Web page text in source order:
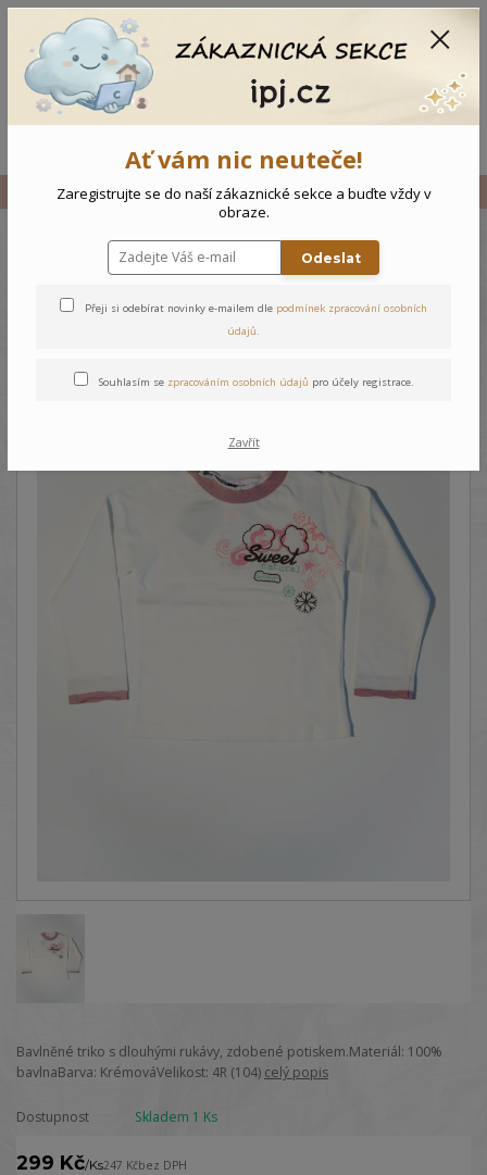
Vše Dětské triko Sweet
Dětské triko Sweet
Bavlněné triko s dlouhými rukávy, zdobené potiskem.Materiál: 100%
bavlnaBarva: KrémováVelikost: 4R (104) celý popis
Dostupnost Skladem 1 Ks
299 Kč/Ks247 Kčbez DPH
Ať vám nic neuteče!
Zaregistrujte se do naší zákaznické sekce a buďte vždy v
obraze.
Odeslat
Přeji si odebírat novinky e-mailem dle podmínek zpracování osobních
údajů.
Souhlasím se zpracováním osobních údajů pro účely registrace.
Zavřít